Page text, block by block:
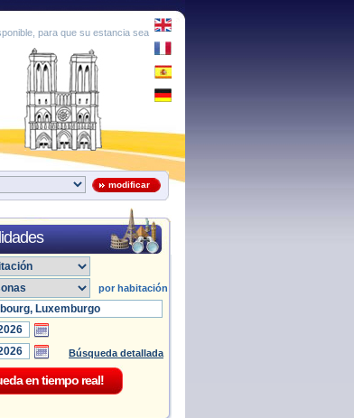
para que su estancia sea
modificar
por habitación
Búsqueda detallada